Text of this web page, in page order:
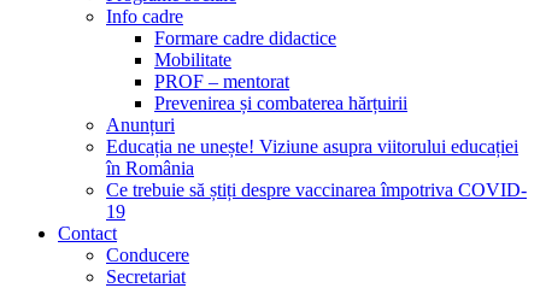
Info cadre
Formare cadre didactice
Mobilitate
PROF – mentorat
Prevenirea și combaterea hărțuirii
Anunțuri
Educația ne unește! Viziune asupra viitorului educației
în România
Ce trebuie să știți despre vaccinarea împotriva COVID-
19
Contact
Conducere
Secretariat